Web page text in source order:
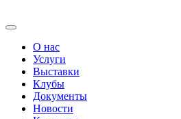
О нас
Услуги
Выставки
Клубы
Документы
Новости